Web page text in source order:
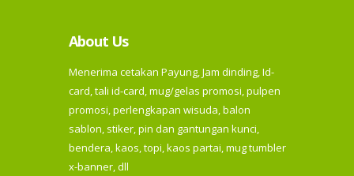
About Us
Menerima cetakan Payung, Jam dinding, Id-
card, tali id-card, mug/gelas promosi, pulpen
promosi, perlengkapan wisuda, balon
sablon, stiker, pin dan gantungan kunci,
bendera, kaos, topi, kaos partai, mug tumbler
x-banner, dll